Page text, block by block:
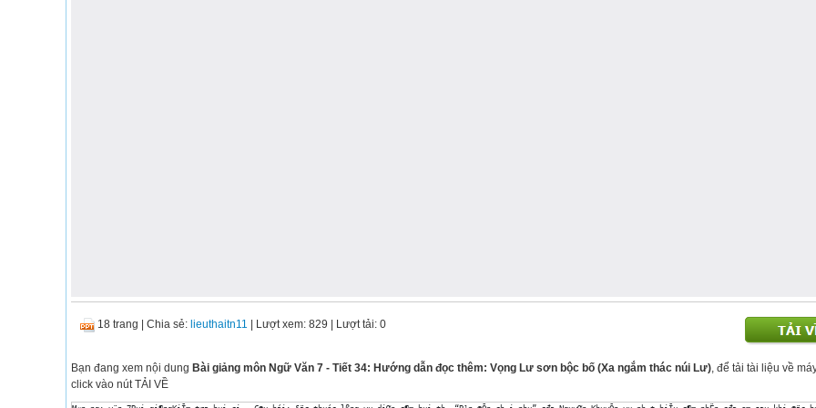
18 trang Chia sẻ: lieuthaitn11 | Lượt xem: 829 | Lượt tải: 0
Bạn đang xem nội dung Bài giảng môn Ngữ Văn 7 - Tiết 34: Hướng dẫn đọc thêm: Vọng Lư sơn bộc bố (Xa ngắm thác núi Lư), để tải tài liệu về
click vào nút TẢI VỀ